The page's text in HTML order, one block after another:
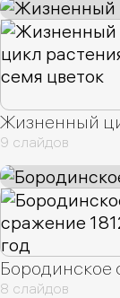
Жизненный
9 слайдов
Бородинское
8 слайдов